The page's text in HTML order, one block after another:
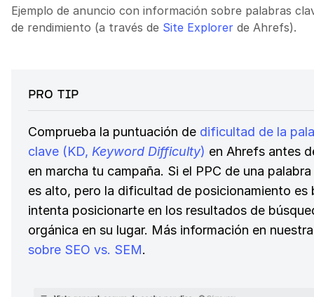
Ejemplo de anuncio con información sobre palabras
de rendimiento (a través de Site Explorer de Ahrefs).
PRO TIP
Comprueba la puntuación de dificultad de la
clave (KD, Keyword Difficulty) en Ahrefs antes
en marcha tu campaña. Si el PPC de una
es alto, pero la dificultad de posicionamiento es
intenta posicionarte en los resultados de
orgánica en su lugar. Más información en
sobre SEO vs. SEM.